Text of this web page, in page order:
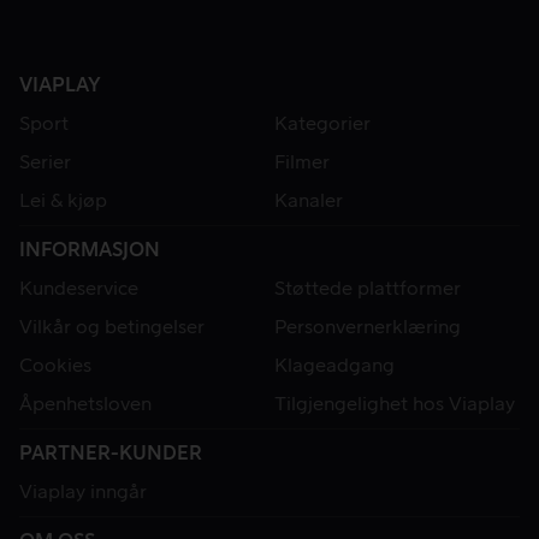
VIAPLAY
Sport
Kategorier
Serier
Filmer
Lei & kjøp
Kanaler
INFORMASJON
Kundeservice
Støttede plattformer
Vilkår og betingelser
Personvernerklæring
Cookies
Klageadgang
Åpenhetsloven
Tilgjengelighet hos Viaplay
PARTNER-KUNDER
Viaplay inngår